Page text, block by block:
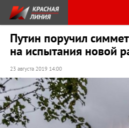
Путин поручил
на испытания новой
23 августа 2019 14:00